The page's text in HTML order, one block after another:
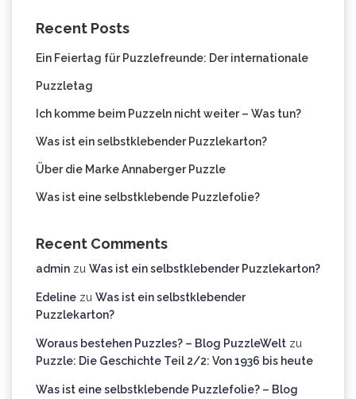
Recent Posts
Ein Feiertag für Puzzlefreunde: Der internationale
Puzzletag
Ich komme beim Puzzeln nicht weiter – Was tun?
Was ist ein selbstklebender Puzzlekarton?
Über die Marke Annaberger Puzzle
Was ist eine selbstklebende Puzzlefolie?
Recent Comments
admin zu Was ist ein selbstklebender Puzzlekarton?
Edeline zu Was ist ein selbstklebender
Puzzlekarton?
Woraus bestehen Puzzles? – Blog PuzzleWelt zu
Puzzle: Die Geschichte Teil 2/2: Von 1936 bis heute
Was ist eine selbstklebende Puzzlefolie? – Blog